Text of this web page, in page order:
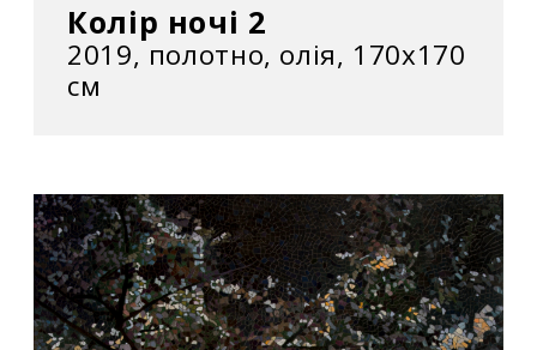
Колір ночі 2
2019, полотно, олія, 170x170
см